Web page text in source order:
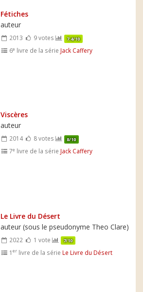
Fétiches
auteur
2013 9 votes 7.4/10
6e livre de la série Jack Caffery
Viscères
auteur
2014 8 votes 8/10
7e livre de la série Jack Caffery
Le Livre du Désert
auteur (sous le pseudonyme Theo Clare)
2022 1 vote 7/10
1er livre de la série Le Livre du Désert